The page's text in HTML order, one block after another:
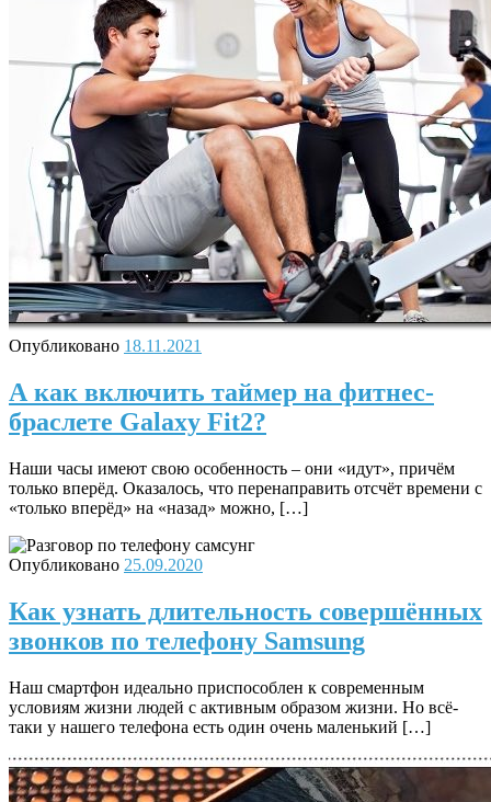
Опубликовано 18.11.2021
А как включить таймер на фитнес-
браслете Galaxy Fit2?
Наши часы имеют свою особенность – они «идут», причём
только вперёд. Оказалось, что перенаправить отсчёт времени с
«только вперёд» на «назад» можно, […]
Опубликовано 25.09.2020
Как узнать длительность совершённых
звонков по телефону Samsung
Наш смартфон идеально приспособлен к современным
условиям жизни людей с активным образом жизни. Но всё-
таки у нашего телефона есть один очень маленький […]